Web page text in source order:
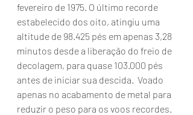
fevereiro de 1975. O último recorde
estabelecido dos oito, atingiu uma
altitude de 98.425 pés em apenas 3,28
minutos desde a liberação do freio de
decolagem, para quase 103.000 pés
antes de iniciar sua descida.  Voado
apenas no acabamento de metal para
reduzir o peso para os voos recordes.